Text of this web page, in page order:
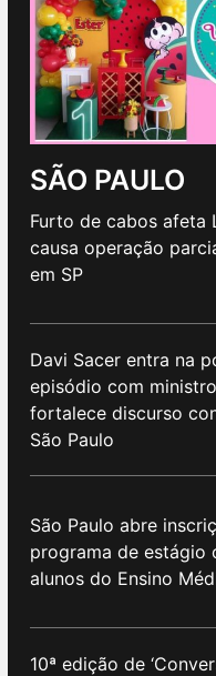
SÃO PAULO
Furto de cabos afeta
causa operação
em SP
Davi Sacer entra na
episódio com
fortalece discurso
São Paulo
São Paulo abre
programa de estágio
alunos do Ensino
10ª edição de